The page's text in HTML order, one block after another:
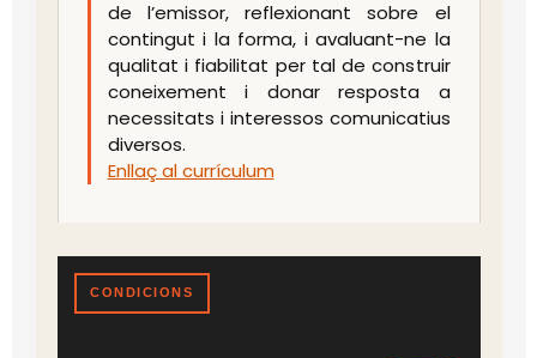
de l’emissor, reflexionant sobre el
contingut i la forma, i avaluant-ne la
qualitat i fiabilitat per tal de construir
coneixement i donar resposta a
necessitats i interessos comunicatius
diversos.
Enllaç al currículum
CONDICIONS